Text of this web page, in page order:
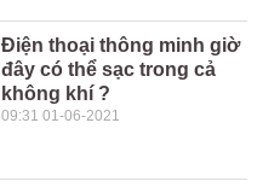
Điện thoại thông minh giờ
đây có thể sạc trong cả
không khí ?
09:31 01-06-2021